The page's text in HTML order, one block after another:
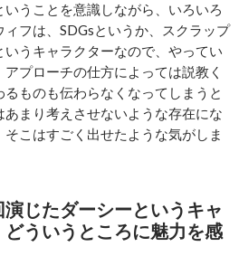
うことを意識しながら、いろいろ
フは、SDGsというか、スクラップ
うキャラクターなので、やってい
プローチの仕方によっては説教く
ものも伝わらなくなってしまうと
まり考えさせないような存在にな
こはすごく出せたような気がしま
じたダーシーというキャ
ういうところに魅力を感